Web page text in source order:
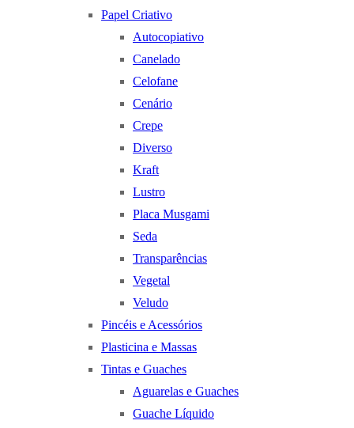
Papel Criativo
Autocopiativo
Canelado
Celofane
Cenário
Crepe
Diverso
Kraft
Lustro
Placa Musgami
Seda
Transparências
Vegetal
Veludo
Pincéis e Acessórios
Plasticina e Massas
Tintas e Guaches
Aguarelas e Guaches
Guache Líquido